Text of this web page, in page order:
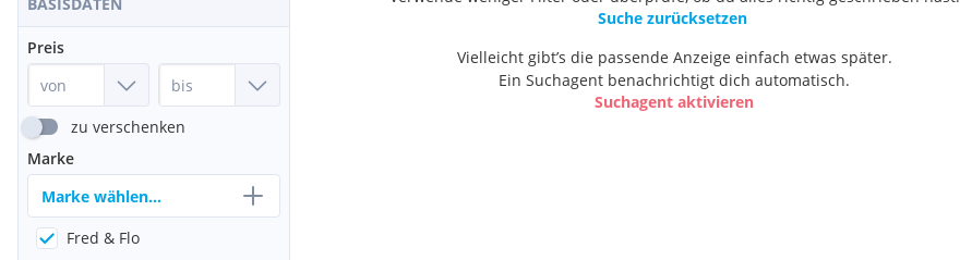
Preis
zu verschenken
Marke
Marke wählen...
Fred & Flo
Suche zurücksetzen
Vielleicht gibt’s die passende Anzeige einfach etwas später.
Ein Suchagent benachrichtigt dich automatisch.
Suchagent aktivieren